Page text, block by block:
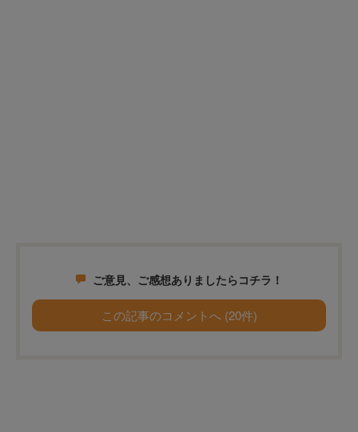
ご意見、ご感想ありましたらコチラ！
この記事のコメントへ (20件)